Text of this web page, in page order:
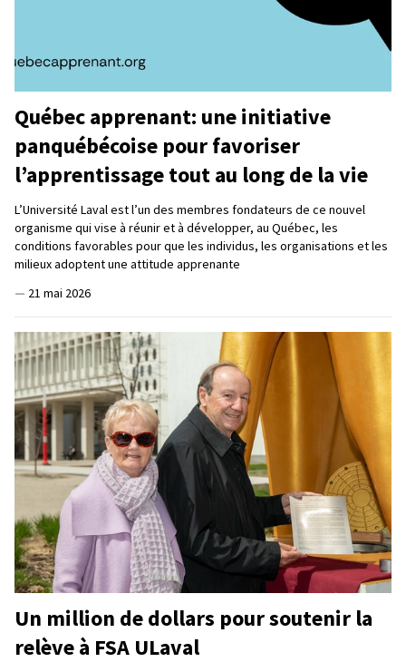
Québec apprenant: une initiative
panquébécoise pour favoriser
l’apprentissage tout au long de la vie
L’Université Laval est l’un des membres fondateurs de ce nouvel
organisme qui vise à réunir et à développer, au Québec, les
conditions favorables pour que les individus, les organisations et les
milieux adoptent une attitude apprenante
— 21 mai 2026
Un million de dollars pour soutenir la
relève à FSA ULaval